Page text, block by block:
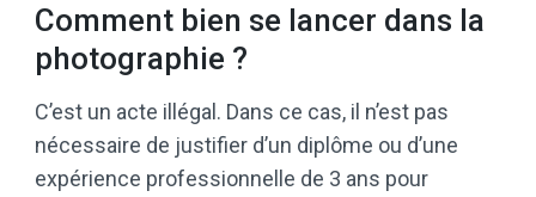
Comment bien se lancer dans la
photographie ?
C’est un acte illégal. Dans ce cas, il n’est pas
nécessaire de justifier d’un diplôme ou d’une
expérience professionnelle de 3 ans pour